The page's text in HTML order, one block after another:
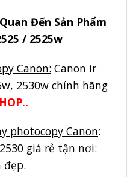
Đến Sản Phẩm
/ 2525w
Canon: Canon ir
2530w chính hãng
photocopy Canon:
giá rẻ tận nơi:
đẹp.